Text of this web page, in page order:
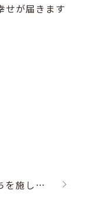
が届きます
ミル打ちを施したブライダルリング♪